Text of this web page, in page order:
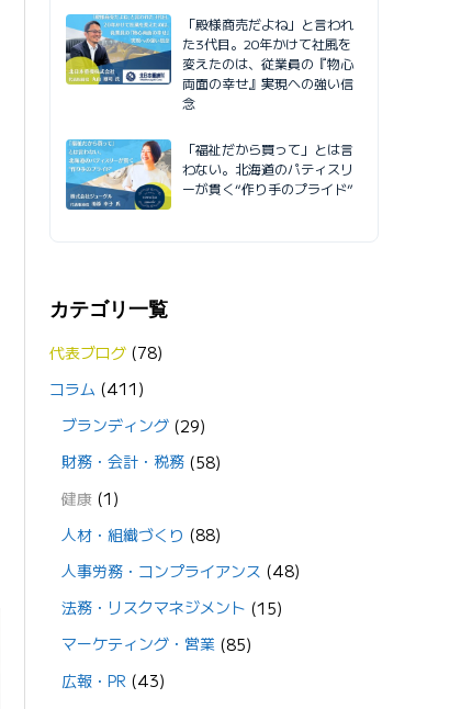
「殿様商売だよね」と言われ
た3代目。20年かけて社風を
変えたのは、従業員の『物心
両面の幸せ』実現への強い信
念
「福祉だから買って」とは言
わない。北海道のパティスリ
ーが貫く“作り手のプライド”
カテゴリ一覧
代表ブログ (78)
コラム (411)
ブランディング(29)
財務・会計・税務(58)
健康(1)
人材・組織づくり (88)
人事労務・コンプライアンス (48)
法務・リスクマネジメント (15)
マーケティング・営業 (85)
広報・PR (43)